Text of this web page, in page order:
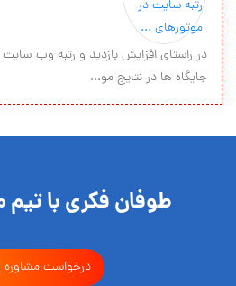
در راستای افزایش بازدید و رتبه وب
جایگاه ها در نتایج مو...
طوفان فکری با تیم
درخواست مشاوره